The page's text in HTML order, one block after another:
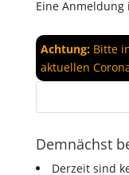
Eine
Achtung:Bitte
aktuellen
Demnächst
Derzeit sind